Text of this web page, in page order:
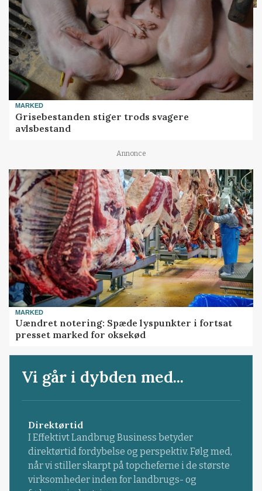
MARKED
Grisebestanden stiger trods svagere
avlsbestand
Annonce
MARKED
Uændret notering: Spæde lyspunkter i fortsat
presset marked for oksekød
Vi går i dybden med...
Direktørtid
I Effektivt Landbrug Business betyder
direktørtid fordybelse og perspektiv. Følg med,
når vi stiller skarpt på topcheferne i de største
virksomheder inden for landbrugs- og